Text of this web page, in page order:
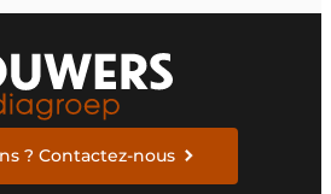
? Contactez-nous